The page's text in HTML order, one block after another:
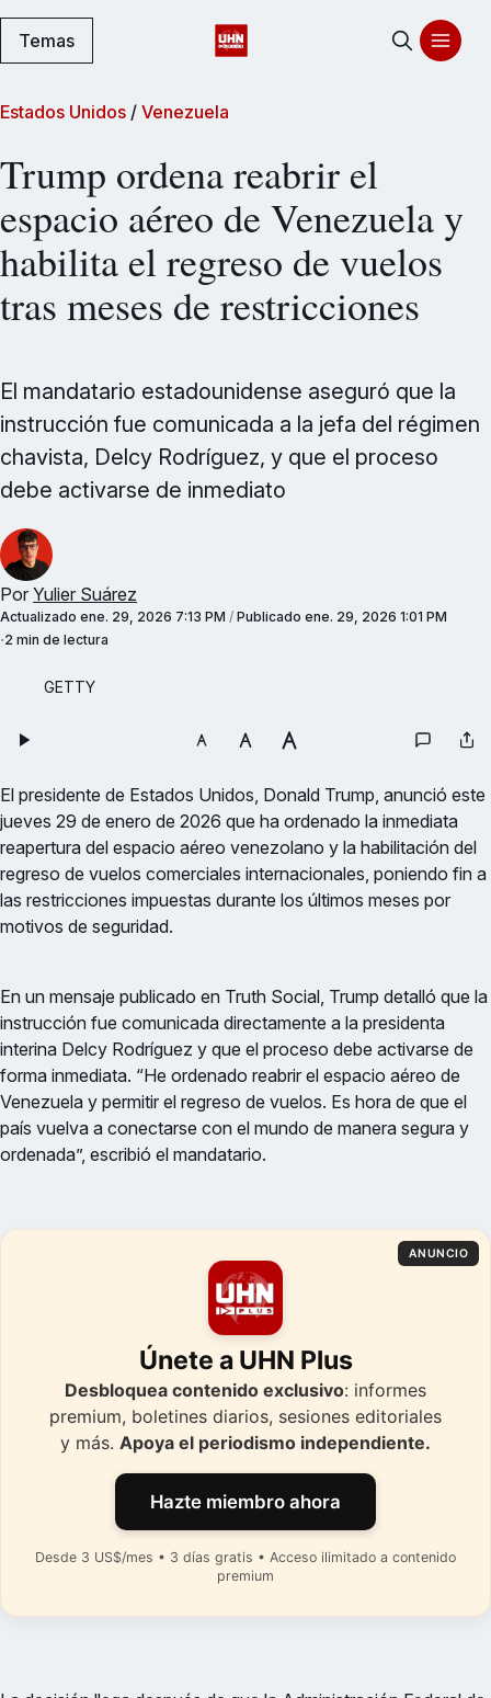
Temas
Estados Unidos / Venezuela
Trump ordena reabrir el
espacio aéreo de Venezuela y
habilita el regreso de vuelos
tras meses de restricciones
El mandatario estadounidense aseguró que la
instrucción fue comunicada a la jefa del régimen
chavista, Delcy Rodríguez, y que el proceso
debe activarse de inmediato
Por Yulier Suárez
Actualizado ene. 29, 2026 7:13 PM / Publicado ene. 29, 2026 1:01 PM
2 min de lectura
GETTY
El presidente de Estados Unidos, Donald Trump, anunció este
jueves 29 de enero de 2026 que ha ordenado la inmediata
reapertura del espacio aéreo venezolano y la habilitación del
regreso de vuelos comerciales internacionales, poniendo fin a
las restricciones impuestas durante los últimos meses por
motivos de seguridad.
En un mensaje publicado en Truth Social, Trump detalló que la
instrucción fue comunicada directamente a la presidenta
interina Delcy Rodríguez y que el proceso debe activarse de
forma inmediata. “He ordenado reabrir el espacio aéreo de
Venezuela y permitir el regreso de vuelos. Es hora de que el
país vuelva a conectarse con el mundo de manera segura y
ordenada”, escribió el mandatario.
ANUNCIO
Únete a UHN Plus
Desbloquea contenido exclusivo: informes
premium, boletines diarios, sesiones editoriales
y más. Apoya el periodismo independiente.
Hazte miembro ahora
Desde 3 US$/mes • 3 días gratis • Acceso ilimitado a contenido
premium